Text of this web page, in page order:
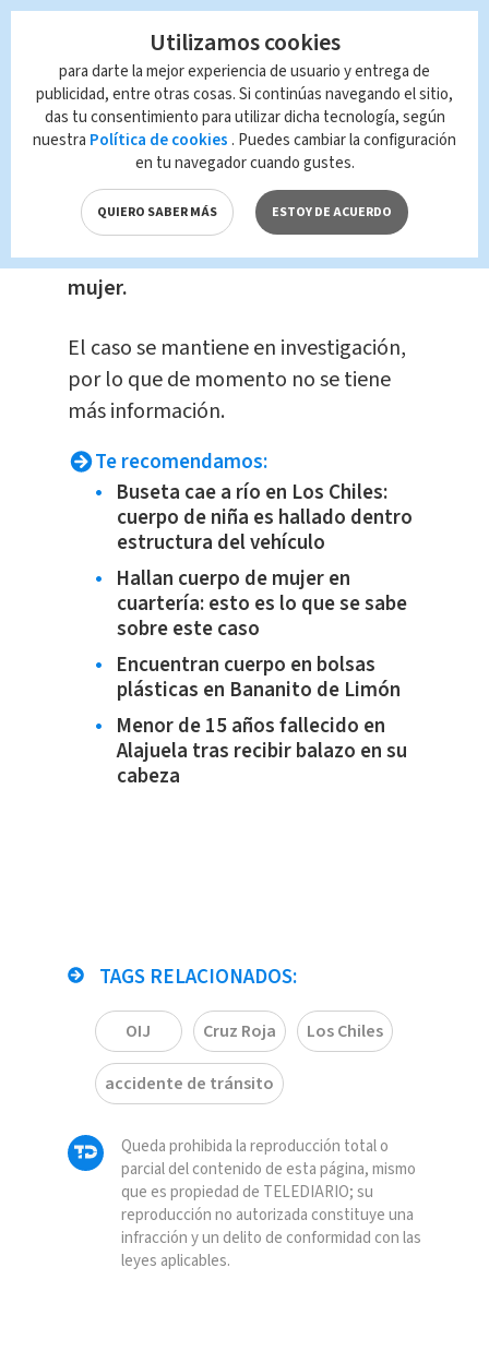
herida que puedepresumir alguna
muerte homicida.
El cuerpo fue remitido a la morgue
judicial para la autopsia y se determine
lamanera y causa de la muerte de la
mujer.
El caso se mantiene en investigación,
por lo que de momento no se tiene
más información.
Te recomendamos:
Buseta cae a río en Los Chiles:
cuerpo de niña es hallado dentro
estructura del vehículo
Hallan cuerpo de mujer en
cuartería: esto es lo que se sabe
sobre este caso
Encuentran cuerpo en bolsas
plásticas en Bananito de Limón
Menor de 15 años fallecido en
Alajuela tras recibir balazo en su
cabeza
TAGS RELACIONADOS:
OIJ Cruz Roja Los Chiles
accidente de tránsito
Queda prohibida la reproducción total o
parcial del contenido de esta página, mismo
que es propiedad de TELEDIARIO; su
reproducción no autorizada constituye una
infracción y un delito de conformidad con las
leyes aplicables.
Utilizamos cookies
para darte la mejor experiencia de usuario y entrega de
publicidad, entre otras cosas. Si continúas navegando el sitio,
das tu consentimiento para utilizar dicha tecnología, según
nuestra Política de cookies . Puedes cambiar la configuración
en tu navegador cuando gustes.
QUIERO SABER MÁS ESTOY DE ACUERDO